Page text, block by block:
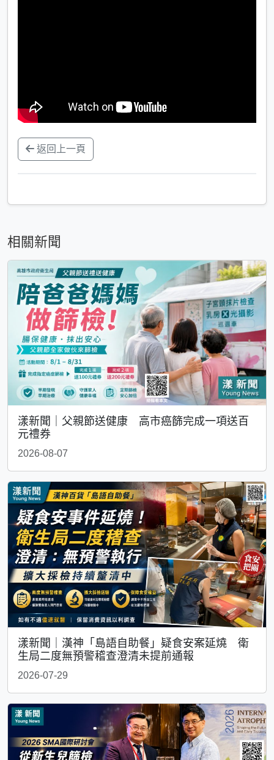
返回上一頁
相關新聞
漾新聞｜父親節送健康 高市癌篩完成一項送百
元禮券
2026-08-07
漾新聞｜漢神「島語自助餐」疑食安案延燒 衛
生局二度無預警稽查澄清未提前通報
2026-07-29